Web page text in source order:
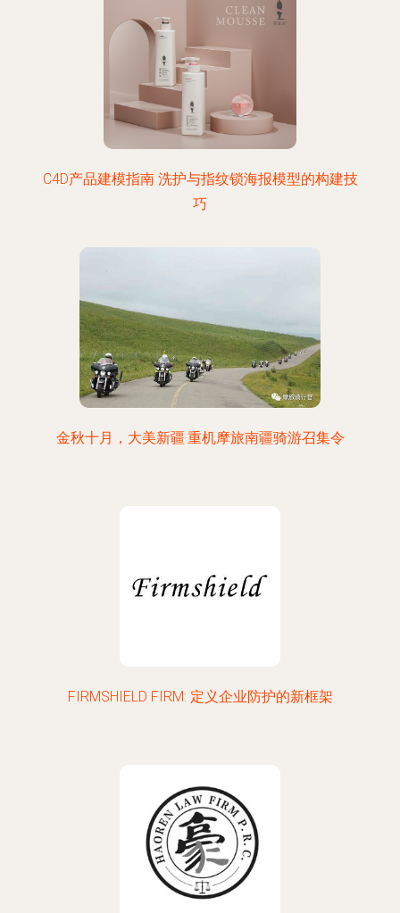
C4D产品建模指南 洗护与指纹锁海报模型的构建技
巧
金秋十月，大美新疆·重机摩旅南疆骑游召集令
FIRMSHIELD FIRM: 定义企业防护的新框架